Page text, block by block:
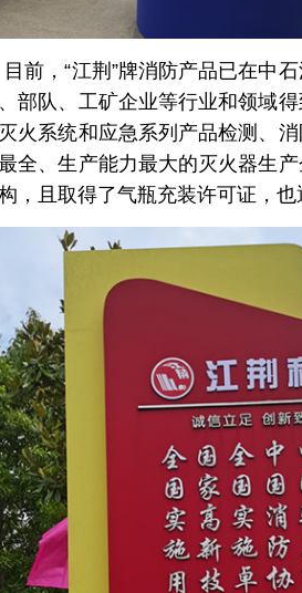
目前，“江荆”牌消防产品已在中
部队、工矿企业等行业和领域
火系统和应急系列产品检测、
全、生产能力最大的灭火器生
，且取得了气瓶充装许可证，